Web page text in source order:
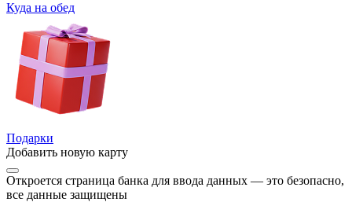
Куда на обед
Подарки
Добавить новую карту
Откроется страница банка для ввода данных — это безопасно,
все данные защищены